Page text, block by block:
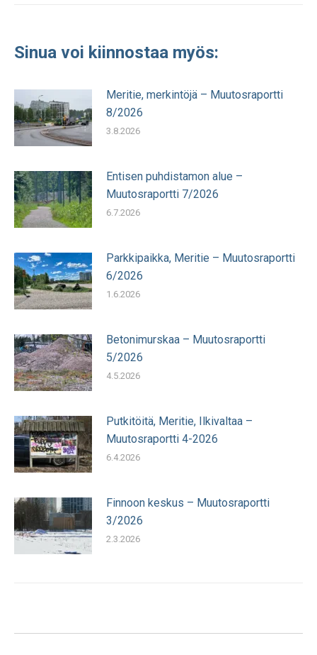
Sinua voi kiinnostaa myös:
Meritie, merkintöjä – Muutosraportti
8/2026
3.8.2026
Entisen puhdistamon alue –
Muutosraportti 7/2026
6.7.2026
Parkkipaikka, Meritie – Muutosraportti
6/2026
1.6.2026
Betonimurskaa – Muutosraportti
5/2026
4.5.2026
Putkitöitä, Meritie, Ilkivaltaa –
Muutosraportti 4-2026
6.4.2026
Finnoon keskus – Muutosraportti
3/2026
2.3.2026